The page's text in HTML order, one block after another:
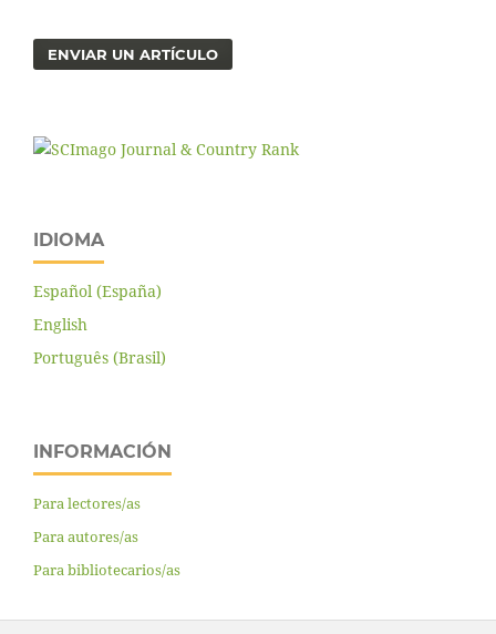
ENVIAR UN ARTÍCULO
IDIOMA
Español (España)
English
Português (Brasil)
INFORMACIÓN
Para lectores/as
Para autores/as
Para bibliotecarios/as